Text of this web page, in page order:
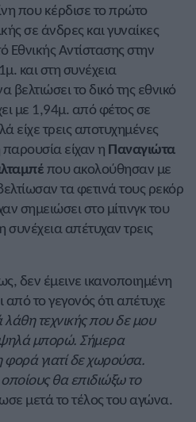
που κέρδισε το πρώτο
σε άνδρες και γυναίκες
Εθνικής Αντίστασης στην
και στη συνέχεια
το δικό της εθνικό
με 1,94μ. από φέτος σε
είχε τρεις αποτυχημένες
είχαν η Παναγιώτα
που ακολούθησαν με
τα φετινά τους ρεκόρ
σημειώσει στο μίτινγκ του
απέτυχαν τρεις
δεν έμεινε ικανοποιημένη
το γεγονός ότι απέτυχε
τεχνικής που δε μου
μπορώ. Σήμερα
φορά γιατί δε χωρούσα.
θα επιδιώξω το
μετά το τέλος του αγώνα.